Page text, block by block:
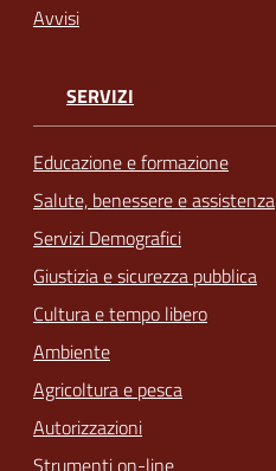
Avvisi
SERVIZI
Educazione e formazione
Salute, benessere e assistenza
Servizi Demografici
Giustizia e sicurezza pubblica
Cultura e tempo libero
Ambiente
Agricoltura e pesca
Autorizzazioni
Strumenti on-line